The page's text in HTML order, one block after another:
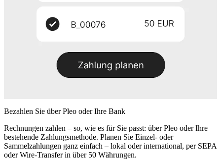
Bezahlen Sie über Pleo oder Ihre Bank
Rechnungen zahlen – so, wie es für Sie passt: über Pleo oder Ihre
bestehende Zahlungsmethode. Planen Sie Einzel- oder
Sammelzahlungen ganz einfach – lokal oder international, per SEPA
oder Wire-Transfer in über 50 Währungen.